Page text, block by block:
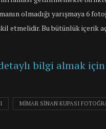
olmadığı yarışmaya 6
Bu bütünlük içerik
bilgi almak
MIMAR SINAN KUPASI